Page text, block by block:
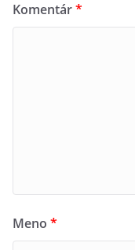
Komentár*
Meno *